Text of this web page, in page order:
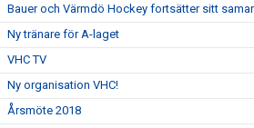
Bauer och Värmdö Hockey fortsätter sitt
Ny tränare för A-laget
VHC TV
Ny organisation VHC!
Årsmöte 2018